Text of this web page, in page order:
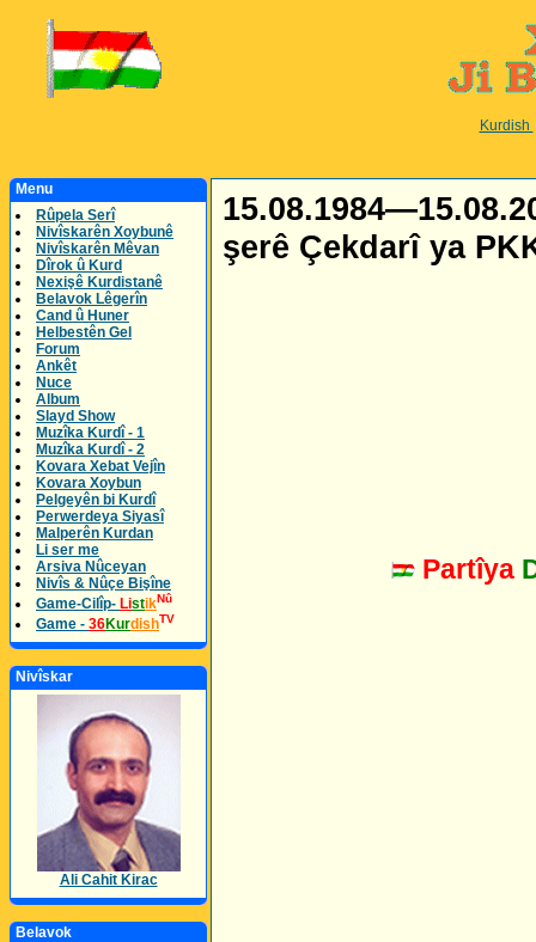
Kurdish
Menu
Rûpela Serî
Nivîskarên Xoybunê
Nivîskarên Mêvan
Dîrok û Kurd
Nexişê Kurdistanê
Belavok Lêgerîn
Cand û Huner
Helbestên Gel
Forum
Ankêt
Nuce
Album
Slayd Show
Muzîka Kurdî - 1
Muzîka Kurdî - 2
Kovara Xebat Vejîn
Kovara Xoybun
Pelgeyên bi Kurdî
Perwerdeya Siyasî
Malperên Kurdan
Li ser me
Arsiva Nûceyan
Nivîs & Nûçe Bişîne
Game-Cilîp- ListikNû
Game - 36KurdishTV
Nivîskar
Ali Cahit Kirac
Belavok
şerê Çekdarî ya
Partîya